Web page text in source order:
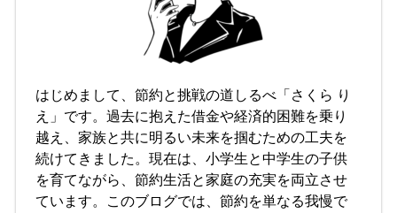
はじめまして、節約と挑戦の道しるべ「さくら り
え」です。過去に抱えた借金や経済的困難を乗り
越え、家族と共に明るい未来を掴むための工夫を
続けてきました。現在は、小学生と中学生の子供
を育てながら、節約生活と家庭の充実を両立させ
ています。このブログでは、節約を単なる我慢で